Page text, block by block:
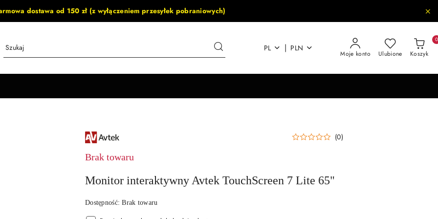
dostawa od 150 zł (z wyłączeniem przesyłek pobraniowych)
PL | PLN
Moje konto Ulubione Koszyk
0
NAZWA
PRODUCENTA: (0)
Brak towaru
Monitor interaktywny Avtek TouchScreen 7 Lite 65"
Dostępność:Brak towaru